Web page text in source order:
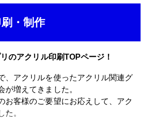
・制作
のアクリル印刷TOPページ！
、アクリルを使ったアクリル関連グ
が増えてきました。
お客様のご要望にお応えして、 アク
た。